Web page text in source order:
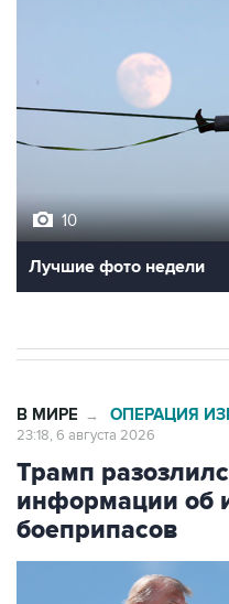
10
Лучшие фото недели
В МИРЕ → ОПЕРАЦИЯ
23:18, 6 августа 2026
Трамп
информации об
боеприпасов